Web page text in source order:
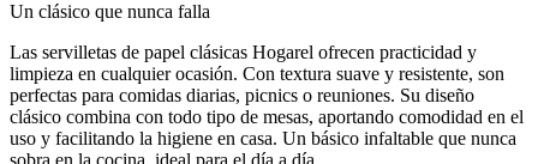
Un clásico que nunca falla
Las servilletas de papel clásicas Hogarel ofrecen practicidad y
limpieza en cualquier ocasión. Con textura suave y resistente, son
perfectas para comidas diarias, picnics o reuniones. Su diseño
clásico combina con todo tipo de mesas, aportando comodidad en el
uso y facilitando la higiene en casa. Un básico infaltable que nunca
sobra en la cocina, ideal para el día a día.